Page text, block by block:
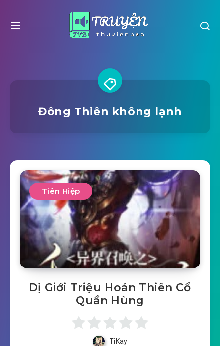
Đông Thiên không lạnh
Tiên Hiệp
Dị Giới Triệu Hoán Thiên Cổ
Quần Hùng
TiKay